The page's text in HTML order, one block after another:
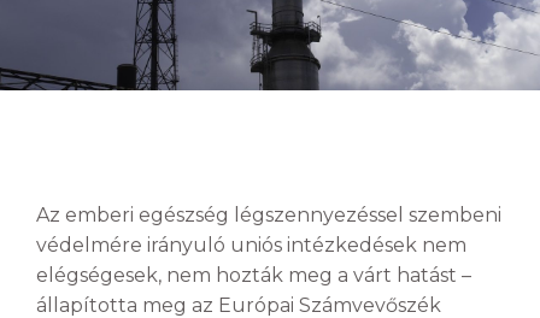
Az emberi egészség légszennyezéssel szembeni
védelmére irányuló uniós intézkedések nem
elégségesek, nem hozták meg a várt hatást –
állapította meg az Európai Számvevőszék